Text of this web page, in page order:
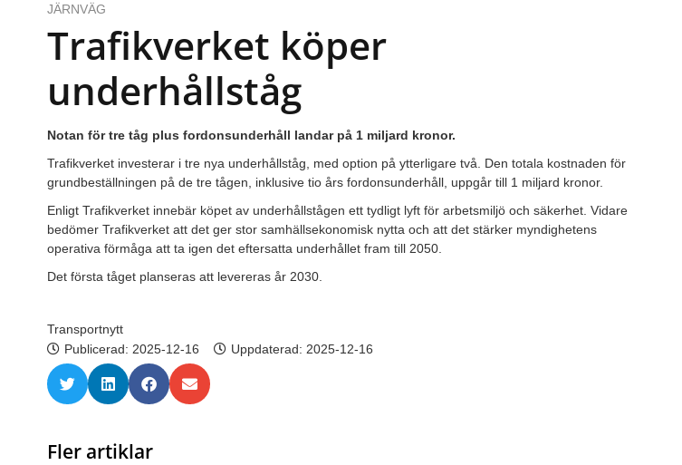
JÄRNVÄG
Trafikverket köper
underhållståg
Notan för tre tåg plus fordonsunderhåll landar på 1 miljard kronor.
Trafikverket investerar i tre nya underhållståg, med option på ytterligare två. Den totala kostnaden för
grundbeställningen på de tre tågen, inklusive tio års fordonsunderhåll, uppgår till 1 miljard kronor.
Enligt Trafikverket innebär köpet av underhållstågen ett tydligt lyft för arbetsmiljö och säkerhet. Vidare
bedömer Trafikverket att det ger stor samhällsekonomisk nytta och att det stärker myndighetens
operativa förmåga att ta igen det eftersatta underhållet fram till 2050.
Det första tåget planseras att levereras år 2030.
Transportnytt
Publicerad: 2025-12-16 Uppdaterad: 2025-12-16
Fler artiklar